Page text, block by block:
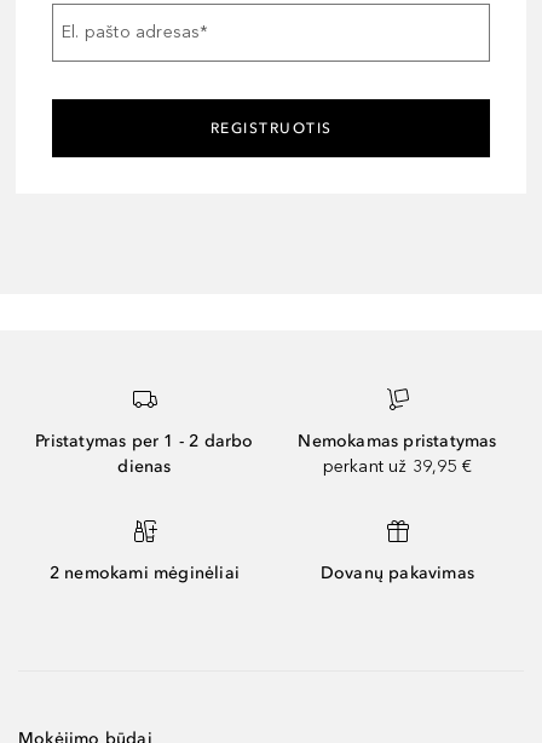
El. pašto adresas*
REGISTRUOTIS
Pristatymas per 1 - 2 darbo
dienas
Nemokamas pristatymas
perkant už 39,95 €
2 nemokami mėginėliai Dovanų pakavimas
Mokėjimo būdai